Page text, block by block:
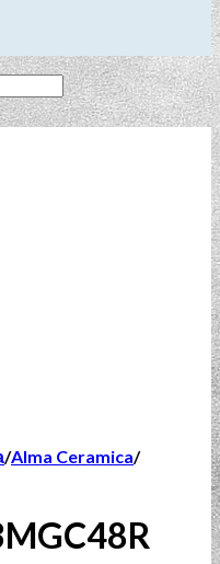
/Alma Ceramica/